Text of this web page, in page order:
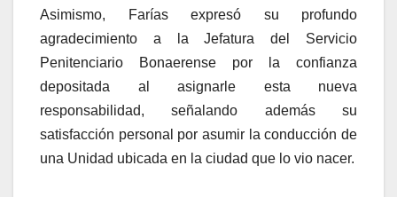
Asimismo, Farías expresó su profundo
agradecimiento a la Jefatura del Servicio
Penitenciario Bonaerense por la confianza
depositada al asignarle esta nueva
responsabilidad, señalando además su
satisfacción personal por asumir la conducción de
una Unidad ubicada en la ciudad que lo vio nacer.